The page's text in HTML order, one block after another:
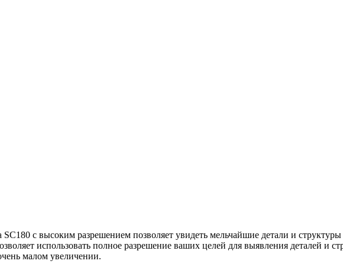
с высоким разрешением позволяет увидеть мельчайшие детали и
использовать полное разрешение ваших целей для выявления деталей и
малом увеличении.